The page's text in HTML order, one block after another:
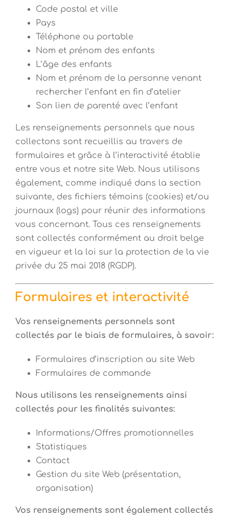
Code postal et ville
Pays
Téléphone ou portable
Nom et prénom des enfants
L’âge des enfants
Nom et prénom de la personne venant
rechercher l’enfant en fin d’atelier
Son lien de parenté avec l’enfant
Les renseignements personnels que nous
collectons sont recueillis au travers de
formulaires et grâce à l’interactivité établie
entre vous et notre site Web. Nous utilisons
également, comme indiqué dans la section
suivante, des fichiers témoins (cookies) et/ou
journaux (logs) pour réunir des informations
vous concernant. Tous ces renseignements
sont collectés conformément au droit belge
en vigueur et la loi sur la protection de la vie
privée du 25 mai 2018 (RGDP).
Formulaires et interactivité
Vos renseignements personnels sont
collectés par le biais de formulaires, à savoir:
Formulaires d’inscription au site Web
Formulaires de commande
Nous utilisons les renseignements ainsi
collectés pour les finalités suivantes:
Informations/Offres promotionnelles
Statistiques
Contact
Gestion du site Web (présentation,
organisation)
Vos renseignements sont également collectés